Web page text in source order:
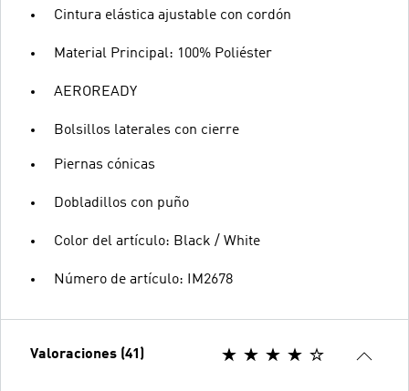
Cintura elástica ajustable con cordón
Material Principal: 100% Poliéster
AEROREADY
Bolsillos laterales con cierre
Piernas cónicas
Dobladillos con puño
Color del artículo: Black / White
Número de artículo: IM2678
Valoraciones (41)